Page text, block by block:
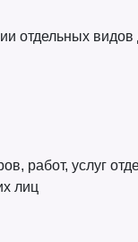
отдельных видов
работ, услуг
лиц